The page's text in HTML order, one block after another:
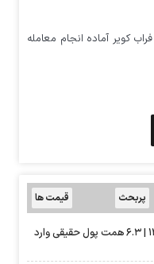
کویر آماده انجام معامله
پربحث قیمت ها
پیش بینی بورس امروز شنبه ۱۷ مرداد ۱۴۰۵ | ۶.۳ همت پول حقیقی وارد